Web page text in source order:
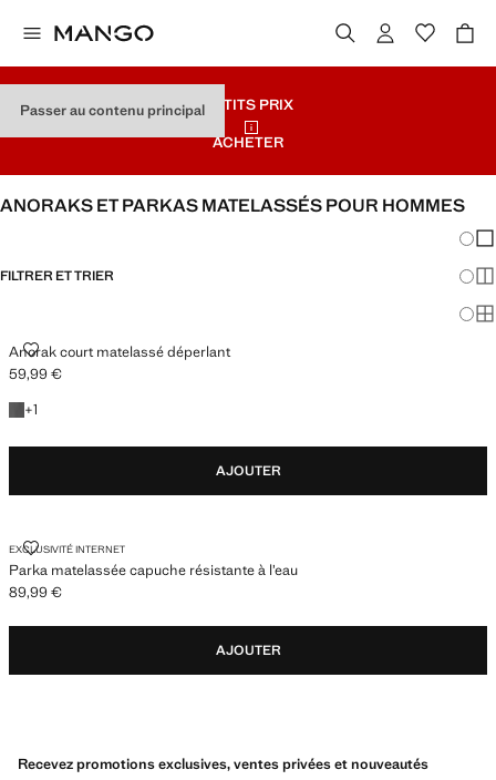
Passer au contenu principalPETITS PRIX
ACHETER
ANORAKS ET PARKAS MATELASSÉS POUR HOMMES
FILTRER ET TRIER
Anorak court matelassé déperlant
ANORAK COURT MATELASSÉ DÉPERLANT
Prix actuel [59,99 € ]
59,99 €
+1
+1 couleur
AJOUTER
EXCLUSIVITÉ INTERNET
Parka matelassée capuche résistante à l’eau
PARKA MATELASSÉE CAPUCHE RÉSISTANTE À L’EAU
Prix actuel [89,99 € ]
89,99 €
AJOUTER
Recevez promotions exclusives, ventes privées et nouveautés